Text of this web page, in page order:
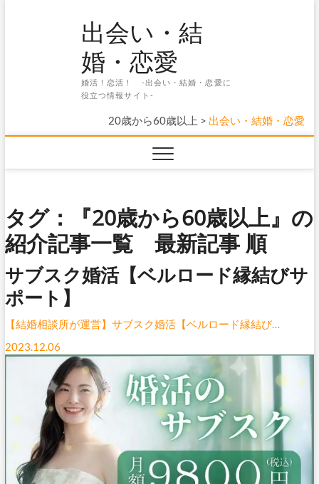
出会い・結
婚・恋愛
婚活！恋活！ -出会い・結婚・恋愛に
役立つ情報サイト-
20歳から60歳以上 > 出会い・結婚・恋愛
タグ：『20歳から60歳以上』の
紹介記事一覧 最新記事 順
サブスク婚活【ベルロード縁結びサ
ポート】
【結婚相談所が運営】サブスク婚活【ベルロード縁結び…
2023.12.06